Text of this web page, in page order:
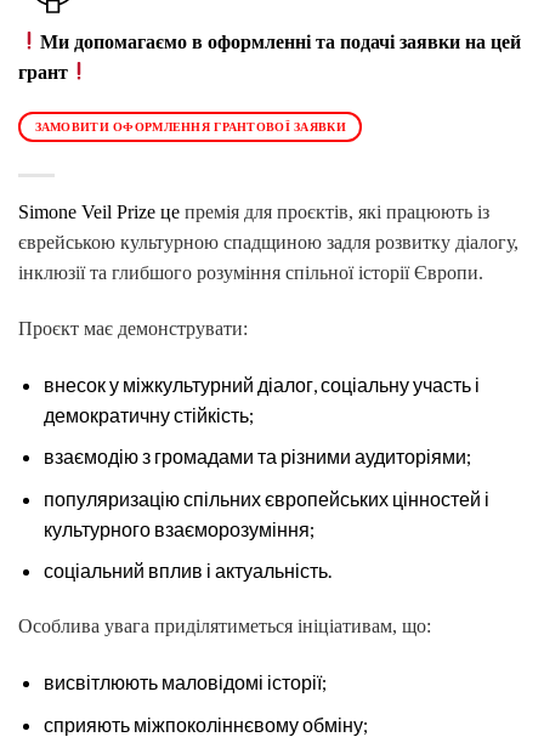
Ми допомагаємо в оформленні та подачі заявки на цей
грант
ЗАМОВИТИ ОФОРМЛЕННЯ ГРАНТОВОЇ ЗАЯВКИ
Simone Veil Prize це премія для проєктів, які працюють із
єврейською культурною спадщиною задля розвитку діалогу,
інклюзії та глибшого розуміння спільної історії Європи.
Проєкт має демонструвати:
внесок у міжкультурний діалог, соціальну участь і
демократичну стійкість;
взаємодію з громадами та різними аудиторіями;
популяризацію спільних європейських цінностей і
культурного взаєморозуміння;
соціальний вплив і актуальність.
Особлива увага приділятиметься ініціативам, що:
висвітлюють маловідомі історії;
сприяють міжпоколіннєвому обміну;